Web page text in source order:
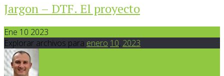
Jargon – DTF. El proyecto
Ene 10 2023
Explorar archivos para enero 10, 2023